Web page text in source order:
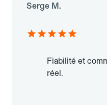
Serge M.
Fiabilité et
réel.